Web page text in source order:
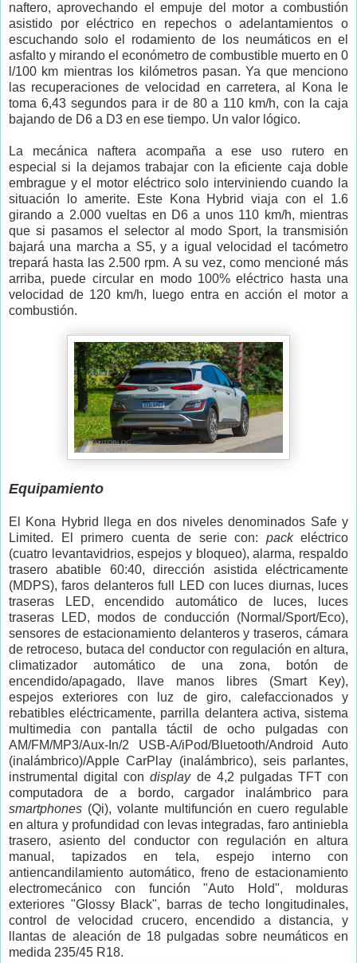
naftero, aprovechando el empuje del motor a combustión
asistido por eléctrico en repechos o adelantamientos o
escuchando solo el rodamiento de los neumáticos en el
asfalto y mirando el económetro de combustible muerto en 0
l/100 km mientras los kilómetros pasan. Ya que menciono
las recuperaciones de velocidad en carretera, al Kona le
toma 6,43 segundos para ir de 80 a 110 km/h, con la caja
bajando de D6 a D3 en ese tiempo. Un valor lógico.
La mecánica naftera acompaña a ese uso rutero en
especial si la dejamos trabajar con la eficiente caja doble
embrague y el motor eléctrico solo interviniendo cuando la
situación lo amerite. Este Kona Hybrid viaja con el 1.6
girando a 2.000 vueltas en D6 a unos 110 km/h, mientras
que si pasamos el selector al modo Sport, la transmisión
bajará una marcha a S5, y a igual velocidad el tacómetro
trepará hasta las 2.500 rpm. A su vez, como mencioné más
arriba, puede circular en modo 100% eléctrico hasta una
velocidad de 120 km/h, luego entra en acción el motor a
combustión.
Equipamiento
El Kona Hybrid llega en dos niveles denominados Safe y
Limited. El primero cuenta de serie con: packeléctrico
(cuatro levantavidrios, espejos y bloqueo), alarma, respaldo
trasero abatible 60:40, dirección asistida eléctricamente
(MDPS), faros delanteros full LED con luces diurnas, luces
traseras LED, encendido automático de luces, luces
traseras LED, modos de conducción (Normal/Sport/Eco),
sensores de estacionamiento delanteros y traseros, cámara
de retroceso, butaca del conductor con regulación en altura,
climatizador automático de una zona, botón de
encendido/apagado, llave manos libres (Smart Key),
espejos exteriores con luz de giro, calefaccionados y
rebatibles eléctricamente, parrilla delantera activa, sistema
multimedia con pantalla táctil de ocho pulgadas con
AM/FM/MP3/Aux-In/2 USB-A/iPod/Bluetooth/Android Auto
(inalámbrico)/Apple CarPlay (inalámbrico), seis parlantes,
instrumental digital condisplayde 4,2 pulgadas TFT con
computadora de a bordo, cargador inalámbrico para
smartphones (Qi), volante multifunción en cuero regulable
en altura y profundidad con levas integradas, faro antiniebla
trasero, asiento del conductor con regulación en altura
manual, tapizados en tela, espejo interno con
antiencandilamiento automático, freno de estacionamiento
electromecánico con función "Auto Hold", molduras
exteriores "Glossy Black", barras de techo longitudinales,
control de velocidad crucero, encendido a distancia, y
llantas de aleación de 18 pulgadas sobre neumáticos en
medida 235/45 R18.